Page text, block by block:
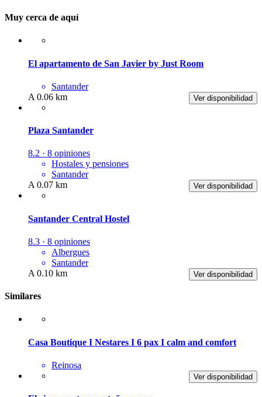
Muy cerca de aquí
El apartamento de San Javier by Just Room
Santander
Ver disponibilidad
A 0.06 km
Plaza Santander
8.2 · 8 opiniones
Hostales y pensiones
Santander
Ver disponibilidad
A 0.07 km
Santander Central Hostel
8.3 · 8 opiniones
Albergues
Santander
Ver disponibilidad
A 0.10 km
Similares
Casa Boutique I Nestares I 6 pax I calm and comfort
Reinosa
Ver disponibilidad